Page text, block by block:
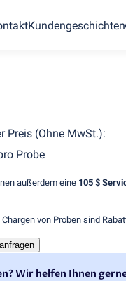
Kundengeschichten
Preis (Ohne MwSt.):
Probe
außerdem eine 105 $
von Proben sind
Wir helfen Ihnen